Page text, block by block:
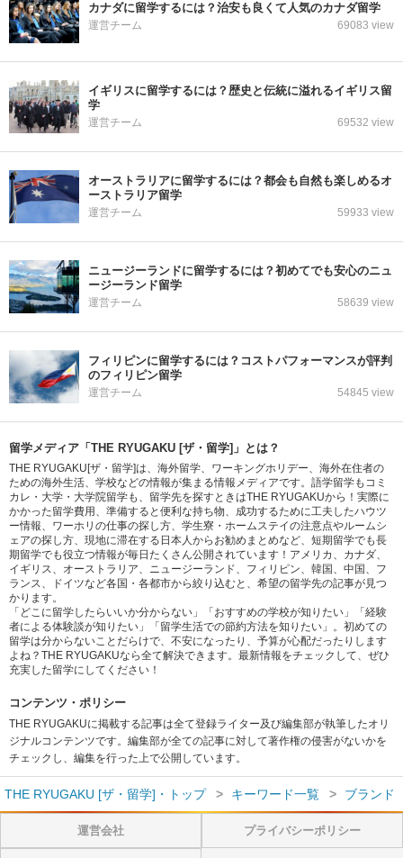
カナダに留学するには？治安も良くて人気のカナダ留学
運営チーム 69083 view
イギリスに留学するには？歴史と伝統に溢れるイギリス留
学
運営チーム 69532 view
オーストラリアに留学するには？都会も自然も楽しめるオ
ーストラリア留学
運営チーム 59933 view
ニュージーランドに留学するには？初めてでも安心のニュ
ージーランド留学
運営チーム 58639 view
フィリピンに留学するには？コストパフォーマンスが評判
のフィリピン留学
運営チーム 54845 view
留学メディア「THE RYUGAKU [ザ・留学]」とは？
THE RYUGAKU[ザ・留学]は、海外留学、ワーキングホリデー、海外在住者の
ための海外生活、学校などの情報が集まる情報メディアです。語学留学もコミ
カレ・大学・大学院留学も、留学先を探すときはTHE RYUGAKUから！実際に
かかった留学費用、準備すると便利な持ち物、成功するために工夫したハウツ
ー情報、ワーホリの仕事の探し方、学生寮・ホームステイの注意点やルームシ
ェアの探し方、現地に滞在する日本人からお勧めまとめなど、短期留学でも長
期留学でも役立つ情報が毎日たくさん公開されています！アメリカ、カナダ、
イギリス、オーストラリア、ニュージーランド、フィリピン、韓国、中国、フ
ランス、ドイツなど各国・各都市から絞り込むと、希望の留学先の記事が見つ
かります。
「どこに留学したらいいか分からない」「おすすめの学校が知りたい」「経験
者による体験談が知りたい」「留学生活での節約方法を知りたい」。初めての
留学は分からないことだらけで、不安になったり、予算が心配だったりします
よね？THE RYUGAKUなら全て解決できます。最新情報をチェックして、ぜひ
充実した留学にしてください！
コンテンツ・ポリシー
THE RYUGAKUに掲載する記事は全て登録ライター及び編集部が執筆したオリ
ジナルコンテンツです。編集部が全ての記事に対して著作権の侵害がないかを
チェックし、編集を行った上で公開しています。
THE RYUGAKU [ザ・留学]・トップ キーワード一覧 ブランド
運営会社 プライバシーポリシー